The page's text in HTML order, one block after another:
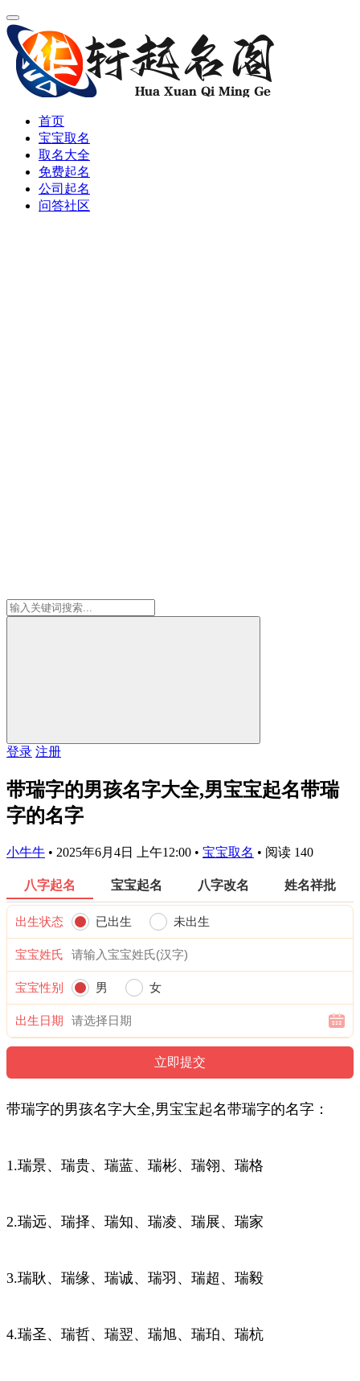
首页
宝宝取名
取名大全
免费起名
公司起名
问答社区
登录 注册
带瑞字的男孩名字大全,男宝宝起名带瑞
字的名字
小牛牛 • 2025年6月4日 上午12:00 • 宝宝取名 • 阅读 140
八字起名 宝宝起名 八字改名 姓名祥批
出生状态 已出生 未出生
宝宝姓氏
宝宝性别 男 女
出生日期
带瑞字的男孩名字大全,男宝宝起名带瑞字的名字：
1.瑞景、瑞贵、瑞蓝、瑞彬、瑞翎、瑞格
2.瑞远、瑞择、瑞知、瑞凌、瑞展、瑞家
3.瑞耿、瑞缘、瑞诚、瑞羽、瑞超、瑞毅
4.瑞圣、瑞哲、瑞翌、瑞旭、瑞珀、瑞杭